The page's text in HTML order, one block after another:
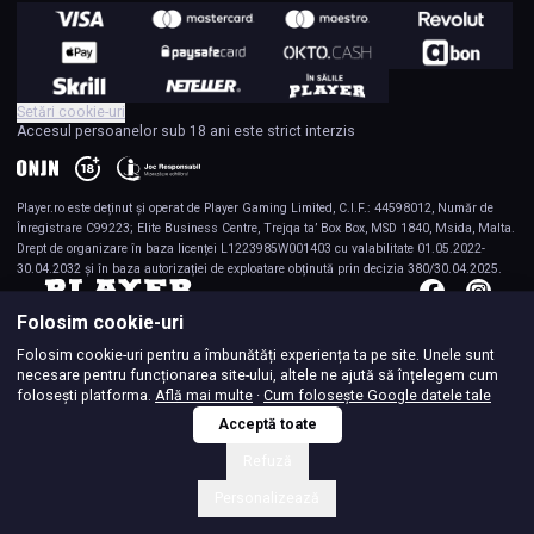
Setări cookie-uri
Accesul persoanelor sub 18 ani este strict interzis
Player.ro este deținut și operat de Player Gaming Limited, C.I.F.: 44598012, Număr de
Înregistrare C99223; Elite Business Centre, Trejqa ta’ Box Box, MSD 1840, Msida, Malta.
Drept de organizare în baza licenței L1223985W001403 cu valabilitate 01.05.2022-
30.04.2032 și în baza autorizației de exploatare obținută prin decizia 380/30.04.2025.
Folosim cookie-uri
Folosim cookie-uri pentru a îmbunătăți experiența ta pe site. Unele sunt
necesare pentru funcționarea site-ului, altele ne ajută să înțelegem cum
folosești platforma. Află mai multe · Cum folosește Google datele tale
Acceptă toate